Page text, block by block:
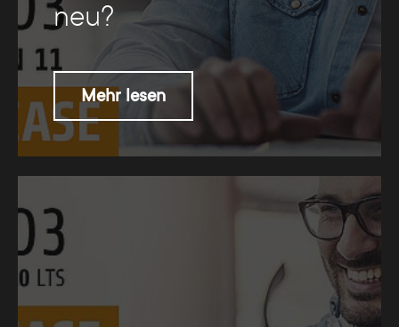
neu?
Mehr lesen